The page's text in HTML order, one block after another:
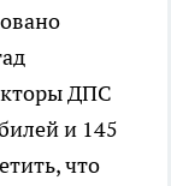
ДПС
и 145
что